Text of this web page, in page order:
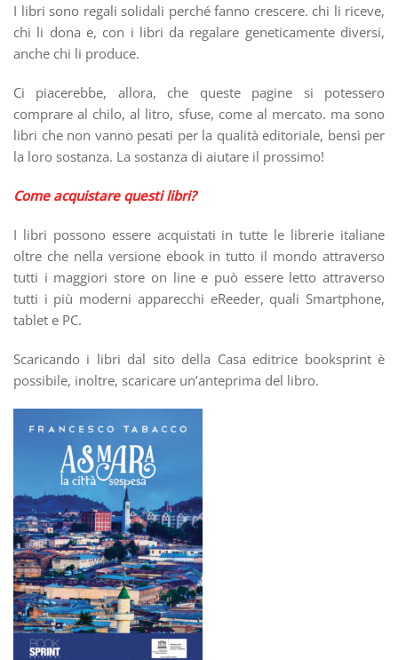
I libri sono regali solidali perché fanno crescere. chi li riceve,
chi li dona e, con i libri da regalare geneticamente diversi,
anche chi li produce.
Ci piacerebbe, allora, che queste pagine si potessero
comprare al chilo, al litro, sfuse, come al mercato. ma sono
libri che non vanno pesati per la qualità editoriale, bensì per
la loro sostanza. La sostanza di aiutare il prossimo!
Come acquistare questi libri?
I libri possono essere acquistati in tutte le librerie italiane
oltre che nella versione ebook in tutto il mondo attraverso
tutti i maggiori store on line e può essere letto attraverso
tutti i più moderni apparecchi eReeder, quali Smartphone,
tablet e PC.
Scaricando i libri dal sito della Casa editrice booksprint è
possibile, inoltre, scaricare un’anteprima del libro.